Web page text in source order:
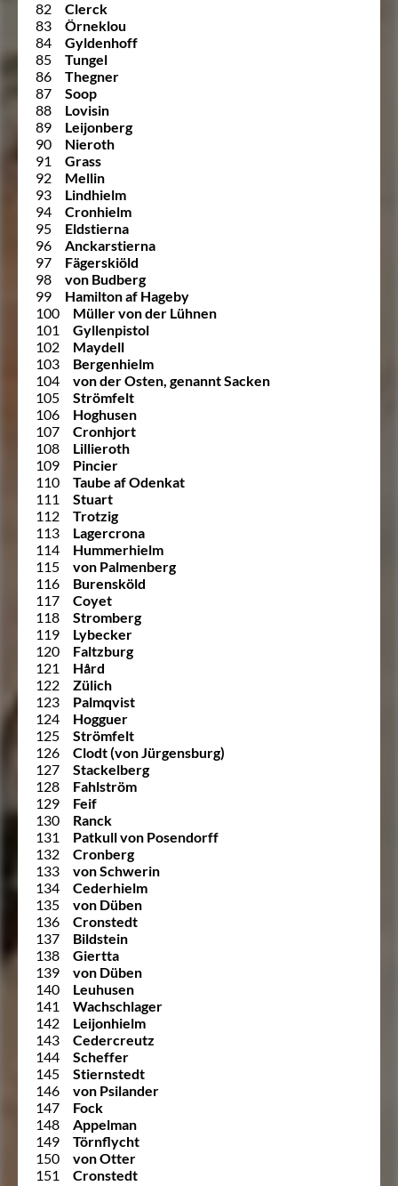
82
Clerck
83
Örneklou
84
Gyldenhoff
85
Tungel
86
Thegner
87
Soop
88
Lovisin
89
Leijonberg
90
Nieroth
91
Grass
92
Mellin
93
Lindhielm
94
Cronhielm
95
Eldstierna
96
Anckarstierna
97
Fägerskiöld
98
von Budberg
99
Hamilton af Hageby
100
Müller von der Lühnen
101
Gyllenpistol
102
Maydell
103
Bergenhielm
104
von der Osten, genannt Sacken
105
Strömfelt
106
Hoghusen
107
Cronhjort
108
Lillieroth
109
Pincier
110
Taube af Odenkat
111
Stuart
112
Trotzig
113
Lagercrona
114
Hummerhielm
115
von Palmenberg
116
Burensköld
117
Coyet
118
Stromberg
119
Lybecker
120
Faltzburg
121
Hård
122
Zülich
123
Palmqvist
124
Hogguer
125
Strömfelt
126
Clodt (von Jürgensburg)
127
Stackelberg
128
Fahlström
129
Feif
130
Ranck
131
Patkull von Posendorff
132
Cronberg
133
von Schwerin
134
Cederhielm
135
von Düben
136
Cronstedt
137
Bildstein
138
Giertta
139
von Düben
140
Leuhusen
141
Wachschlager
142
Leijonhielm
143
Cedercreutz
144
Scheffer
145
Stiernstedt
146
von Psilander
147
Fock
148
Appelman
149
Törnflycht
150
von Otter
151
Cronstedt